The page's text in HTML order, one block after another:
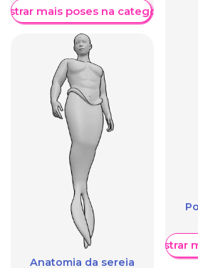
mais poses na categoria
Anatomia da sereia
Mostrar